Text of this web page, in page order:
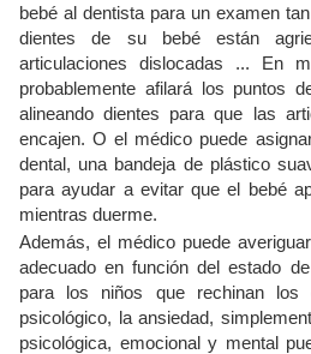
bebé al dentista para un examen
dientes de su bebé están
articulaciones dislocadas ... En
probablemente afilará los puntos
alineando dientes para que las
encajen. O el médico puede
dental, una bandeja de plástico
para ayudar a evitar que el bebé
mientras duerme.
Además, el médico puede
adecuado en función del estado
para los niños que rechinan los
psicológico, la ansiedad,
psicológica, emocional y mental